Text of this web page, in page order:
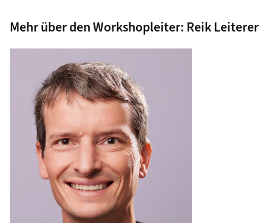
Mehr über den Workshopleiter: Reik Leiterer